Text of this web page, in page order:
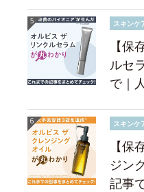
スキンケ
【保
ルセ
で｜
スキンケ
【保
ジン
記事